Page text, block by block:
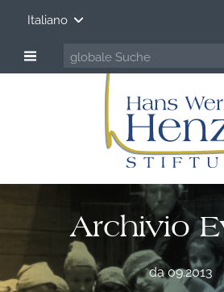
Italiano
Archivio
da 09.2013